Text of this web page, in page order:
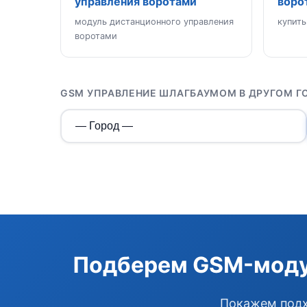
модуль дистанционного управления
воротами
GSM УПРАВЛЕНИЕ ШЛАГБАУМОМ В ДРУГОМ
Подберем GSM-
Покажем